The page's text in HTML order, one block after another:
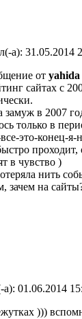
а): 31.05.2014
от yahida
сайтах с
в 2007
только в
это-конец-я-
проходит,
в чувство )
нить
зачем на
а): 01.06.2014
)))